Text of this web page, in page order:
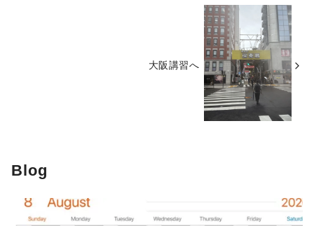
大阪講習へ
Blog